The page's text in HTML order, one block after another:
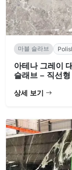
마블 슬라브
아테나 그레이
슬래브 – 직선
상세 보기